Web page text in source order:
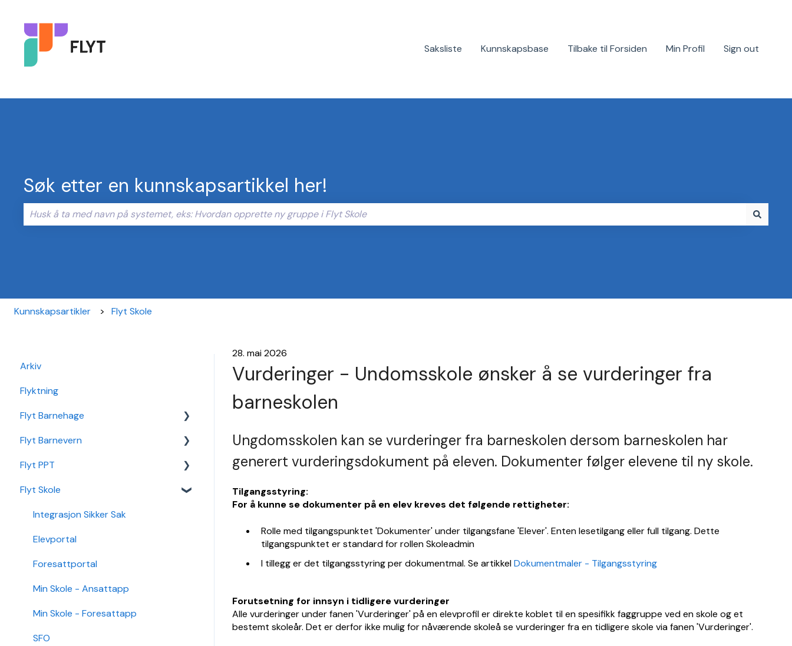
Saksliste Kunnskapsbase Tilbake til Forsiden Min Profil Sign out
Søk etter en kunnskapsartikkel her!
Kunnskapsartikler Flyt Skole
28. mai 2026
Vurderinger - Undomsskole ønsker å se vurderinger fra
barneskolen
Ungdomsskolen kan se vurderinger fra barneskolen dersom barneskolen har
generert vurderingsdokument på eleven. Dokumenter følger elevene til ny skole.
Tilgangsstyring:
For å kunne se dokumenter på en elev kreves det følgende rettigheter:
Rolle med tilgangspunktet 'Dokumenter' under tilgangsfane 'Elever'. Enten lesetilgang eller full tilgang. Dette
tilgangspunktet er standard for rollen Skoleadmin
I tillegg er det tilgangsstyring per dokumentmal. Se artikkelDokumentmaler - Tilgangsstyring
Forutsetning for innsyn i tidligere vurderinger
Alle vurderinger under fanen 'Vurderinger' på en elevprofil er direkte koblet til en spesifikk faggruppe ved en skole og et
bestemt skoleår. Det er derfor ikke mulig for nåværende skoleå se vurderinger fra en tidligere skole via fanen 'Vurderinger'.
Arkiv
Flyktning
Flyt Barnehage
Flyt Barnehage Hjelpeside
Min Barnehage (app)
Redusert foreldrebetaling
Sikker Sak Barnehage
Flyt Barnevern
Autopay
Vedtak
Ansatt
Økonomi
Nettverk
Flyt PPT
Statistikk
Flyt Skole
Integrasjon Sikker Sak
Elevportal
Foresattportal
Min Skole - Ansattapp
Min Skole - Foresattapp
SFO